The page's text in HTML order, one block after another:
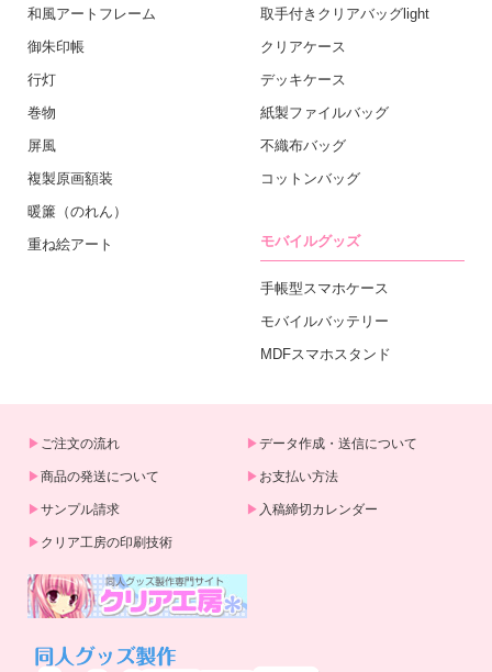
和風アートフレーム
御朱印帳
行灯
巻物
屏風
複製原画額装
暖簾（のれん）
重ね絵アート
取手付きクリアバッグlight
クリアケース
デッキケース
紙製ファイルバッグ
不織布バッグ
コットンバッグ
モバイルグッズ
手帳型スマホケース
モバイルバッテリー
MDFスマホスタンド
ご注文の流れ
商品の発送について
サンプル請求
クリア工房の印刷技術
データ作成・送信について
お支払い方法
入稿締切カレンダー